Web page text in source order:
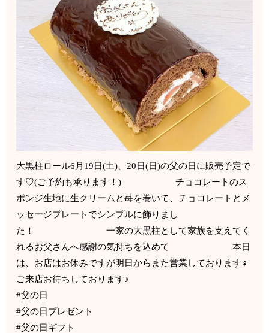
大黒柱ロール6月19日(土)、20日(日)の父の日に販売予定で
す♡(ご予約も承ります！) チョコレートのス
ポンジ生地に生クリームと苺を巻いて、チョコレートとメ
ッセージプレートでシンプルに飾りまし
た！ 一家の大黒柱として家族を支えてく
れるお父さんへ感謝の気持ちを込めて 本日
は、お店はお休みですが明日からまた営業しております‍♀️
ご来店お待ちしております♪
#父の日
#父の日プレゼント
#父の日ギフト